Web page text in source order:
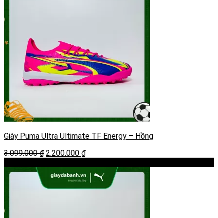
Giày Puma Ultra Ultimate TF Energy – Hồng
3.099.000₫ Giá
3.099.000 ₫.
2.200.000 ₫Giá
tại
là:
2.200.000 ₫.